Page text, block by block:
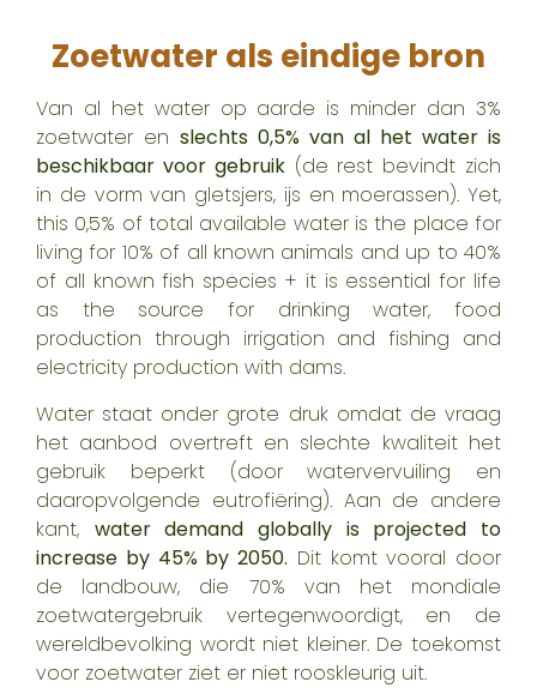
Zoetwater als eindige bron
Van al het water op aarde is minder dan 3%
zoetwater en slechts 0,5% van al het water is
beschikbaar voor gebruik(de rest bevindt zich
in de vorm van gletsjers, ijs en moerassen). Yet,
this 0,5% of total available water is the place for
living for 10% of all known animals and up to 40%
of all known fish species + it is essential for life
as the source for drinking water, food
production through irrigation and fishing and
electricity production with dams.
Water staat onder grote druk omdat de vraag
het aanbod overtreft en slechte kwaliteit het
gebruik beperkt (door watervervuiling en
daaropvolgende eutrofiëring). Aan de andere
kant, water demand globally is projected to
increase by 45% by 2050. Dit komt vooral door
de landbouw, die 70% van het mondiale
zoetwatergebruik vertegenwoordigt, en de
wereldbevolking wordt niet kleiner. De toekomst
voor zoetwater ziet er niet rooskleurig uit.